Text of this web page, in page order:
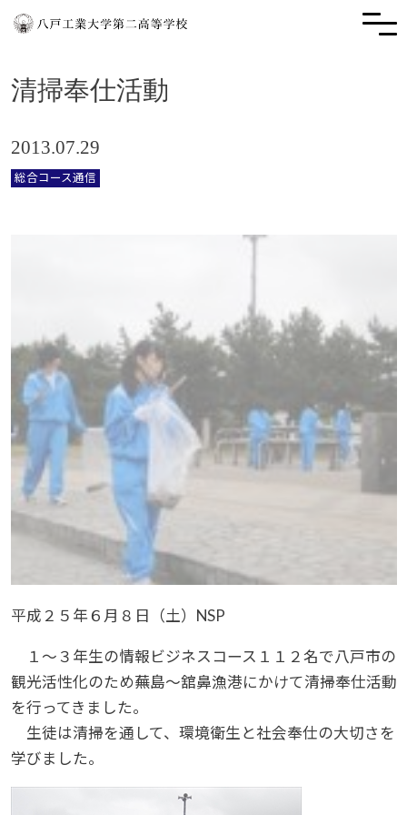
清掃奉仕活動
2013.07.29
総合コース通信
平成２５年６月８日（土）NSP
１～３年生の情報ビジネスコース１１２名で八戸市の
観光活性化のため蕪島～舘鼻漁港にかけて清掃奉仕活動
を行ってきました。
生徒は清掃を通して、環境衛生と社会奉仕の大切さを
学びました。